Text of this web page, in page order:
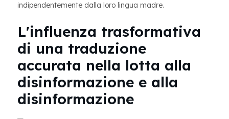
indipendentemente dalla loro lingua madre.
L'influenza trasformativa
di una traduzione
accurata nella lotta alla
disinformazione e alla
disinformazione